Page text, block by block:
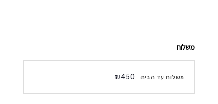
משלוח
משלוח עד הבית: 450
₪